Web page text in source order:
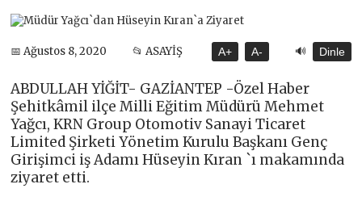
📅 Ağustos 8, 2020 📂 ASAYİŞ A+ A- 🔊 Dinle
ABDULLAH YİĞİT- GAZİANTEP -Özel Haber
Şehitkâmil ilçe Milli Eğitim Müdürü Mehmet
Yağcı, KRN Group Otomotiv Sanayi Ticaret
Limited Şirketi Yönetim Kurulu Başkanı Genç
Girişimci iş Adamı Hüseyin Kıran `ı makamında
ziyaret etti.